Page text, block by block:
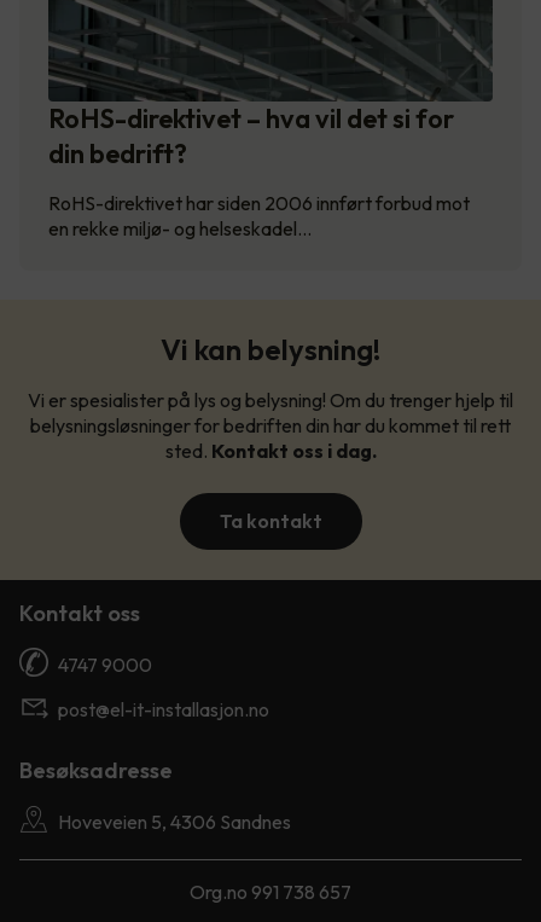
RoHS-direktivet – hva vil det si for
din bedrift?
RoHS-direktivet har siden 2006 innført forbud mot
en rekke miljø- og helseskadel…
Vi kan belysning!
Vi er spesialister på lys og belysning! Om du trenger hjelp til
belysningsløsninger for bedriften din har du kommet til rett
sted. Kontakt oss i dag.
Ta kontakt
Kontakt oss
4747 9000
post@el-it-installasjon.no
Besøksadresse
Hoveveien 5, 4306 Sandnes
Org.no 991 738 657